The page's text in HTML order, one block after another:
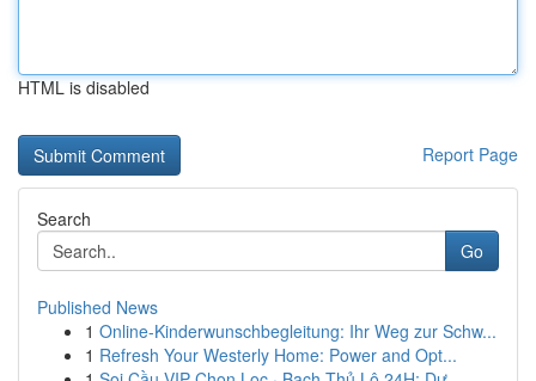
HTML is disabled
Report Page
Search
Go
Published News
1 Online-Kinderwunschbegleitung: Ihr Weg zur Schw...
1 Refresh Your Westerly Home: Power and Opt...